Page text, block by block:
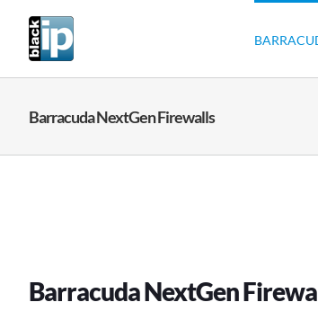
inhoud
Barracuda NextGen Firewalls
Barracuda NextGen